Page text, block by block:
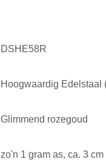
DSHE58R
Hoogwaardig Edelstaal
Glimmend rozegoud
zo'n 1 gram as, ca. 3